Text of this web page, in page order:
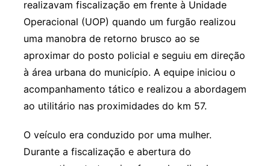
realizavam fiscalização em frente à Unidade
Operacional (UOP) quando um furgão realizou
uma manobra de retorno brusco ao se
aproximar do posto policial e seguiu em direção
à área urbana do município. A equipe iniciou o
acompanhamento tático e realizou a abordagem
ao utilitário nas proximidades do km 57.
O veículo era conduzido por uma mulher.
Durante a fiscalização e abertura do